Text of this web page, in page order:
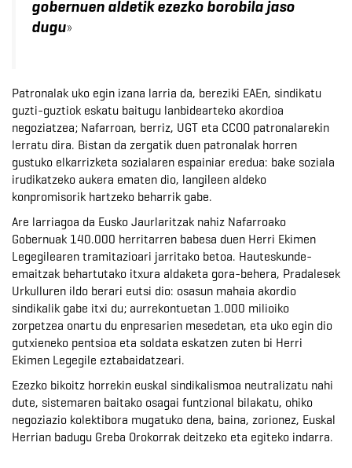
gobernuen aldetik ezezko borobila jaso
dugu»
Patronalak uko egin izana larria da, bereziki EAEn, sindikatu
guzti-guztiok eskatu baitugu lanbidearteko akordioa
negoziatzea; Nafarroan, berriz, UGT eta CCOO patronalarekin
lerratu dira. Bistan da zergatik duen patronalak horren
gustuko elkarrizketa sozialaren espainiar eredua: bake soziala
irudikatzeko aukera ematen dio, langileen aldeko
konpromisorik hartzeko beharrik gabe.
Are larriagoa da Eusko Jaurlaritzak nahiz Nafarroako
Gobernuak 140.000 herritarren babesa duen Herri Ekimen
Legegilearen tramitazioari jarritako betoa. Hauteskunde-
emaitzak behartutako itxura aldaketa gora-behera, Pradalesek
Urkulluren ildo berari eutsi dio: osasun mahaia akordio
sindikalik gabe itxi du; aurrekontuetan 1.000 milioiko
zorpetzea onartu du enpresarien mesedetan, eta uko egin dio
gutxieneko pentsioa eta soldata eskatzen zuten bi Herri
Ekimen Legegile eztabaidatzeari.
Ezezko bikoitz horrekin euskal sindikalismoa neutralizatu nahi
dute, sistemaren baitako osagai funtzional bilakatu, ohiko
negoziazio kolektibora mugatuko dena, baina, zorionez, Euskal
Herrian badugu Greba Orokorrak deitzeko eta egiteko indarra.